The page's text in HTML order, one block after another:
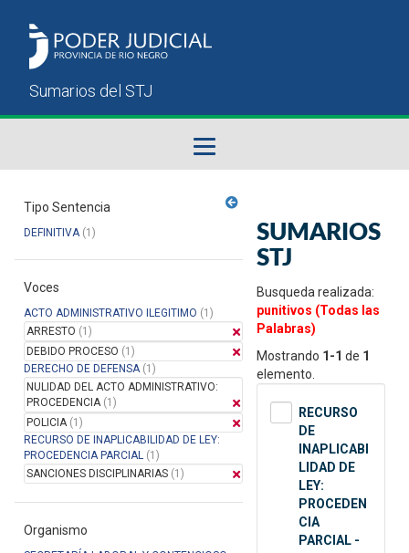
Sumarios del STJ
Manual del Usuario
Tipo Sentencia
DEFINITIVA(1)
Voces
ACTO ADMINISTRATIVO ILEGITIMO (1)
ARRESTO (1)
DEBIDO PROCESO (1)
DERECHO DE DEFENSA(1)
NULIDAD DEL ACTO ADMINISTRATIVO:
PROCEDENCIA(1)
POLICIA(1)
RECURSO DE INAPLICABILIDAD DE LEY:
PROCEDENCIA PARCIAL (1)
SANCIONES DISCIPLINARIAS (1)
Organismo
SUMARIOS
STJ
Busqueda realizada:
punitivos (Todas las
Palabras)
Mostrando 1-1 de 1
elemento.
RECURSO
DE
INAPLICABI
LIDAD DE
LEY:
PROCEDEN
CIA
PARCIAL -